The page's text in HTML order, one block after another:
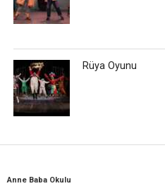
Rüya Oyunu
Anne Baba Okulu